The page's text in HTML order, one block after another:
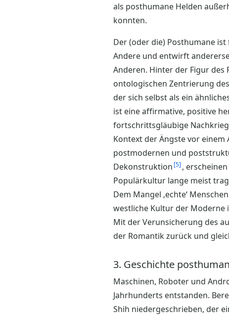
als posthumane Helden
konnten.
Der (oder die) Posthumane
Andere und entwirft
Anderen. Hinter der Figur
ontologischen Zentrierung
der sich selbst als ein
ist eine affirmative, positive
fortschrittsgläubige
Kontext der Ängste vor
postmodernen und
Dekonstruktion 5 ,
Populärkultur lange meist
Dem Mangel ‚echte‘
westliche Kultur der Moderne
Mit der Verunsicherung des
der Romantik zurück und
3. Geschichte
Maschinen, Roboter und
Jahrhunderts entstanden.
Shih niedergeschrieben, der